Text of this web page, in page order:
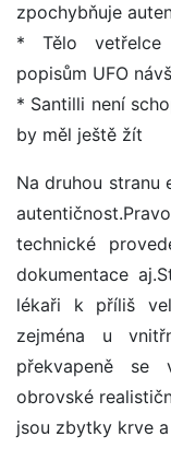
zpochybňuje
* Tělo vetřelce
popisům UFO
* Santilli není
by měl ještě žít
Na druhou stranu
technické
dokumentace
lékaři k příliš
zejména u
překvapeně
obrovské
jsou zbytky krve